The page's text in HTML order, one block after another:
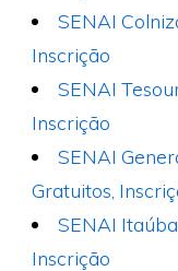
SENAI
Inscrição
SENAI
Inscrição
SENAI
Gratuitos,
SENAI
Inscrição